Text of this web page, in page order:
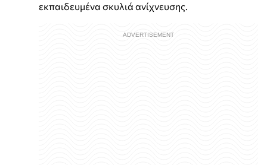
εκπαιδευμένα σκυλιά ανίχνευσης.